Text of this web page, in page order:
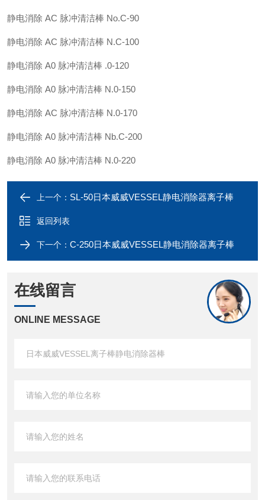
静电消除 AC 脉冲清洁棒 No.C-90
静电消除 AC 脉冲清洁棒 N.C-100
静电消除 A0 脉冲清洁棒 .0-120
静电消除 A0 脉冲清洁棒 N.0-150
静电消除 AC 脉冲清洁棒 N.0-170
静电消除 A0 脉冲清洁棒 Nb.C-200
静电消除 A0 脉冲清洁棒 N.0-220
上一个： SL-50日本威威VESSEL静电消除器离子棒
返回列表
下一个： C-250日本威威VESSEL静电消除器离子棒
在线留言
ONLINE MESSAGE